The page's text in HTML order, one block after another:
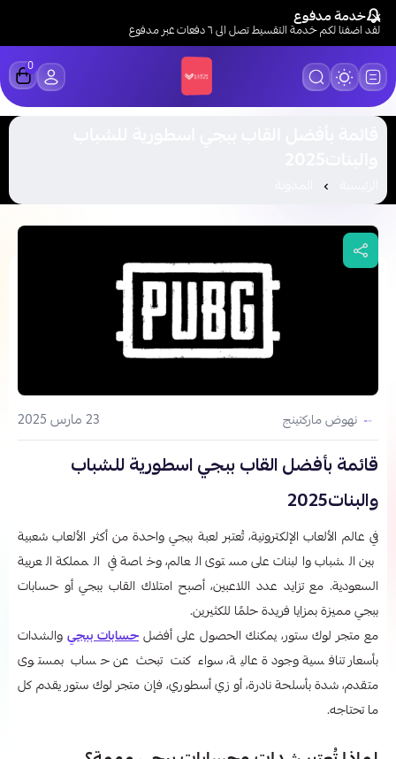
خدمة مدفوع
لقد اضفنا لكم خدمة التقسيط تصل الى ٦ دفعات عبر مدفوع
LUCK STORE
0
نهوض ماركتينج 23 مارس 2025
قائمة بأفضل القاب ببجي اسطورية للشباب
والبنات2025
في عالم الألعاب الإلكترونية، تُعتبر لعبة ببجي واحدة من أكثر الألعاب شعبية
بين الشباب والبنات على مستوى العالم، وخاصة في المملكة العربية
السعودية. مع تزايد عدد اللاعبين، أصبح امتلاك القاب ببجي​ أو حسابات
ببجي مميزة بمزايا فريدة حلمًا للكثيرين.
مع متجر لوك ستور، يمكنك الحصول على أفضل حسابات ببجي والشدات
بأسعار تنافسية وجودة عالية، سواء كنت تبحث عن حساب بمستوى
متقدم، شدة بأسلحة نادرة، أو زي أسطوري، فإن متجر لوك ستور يقدم كل
ما تحتاجه.